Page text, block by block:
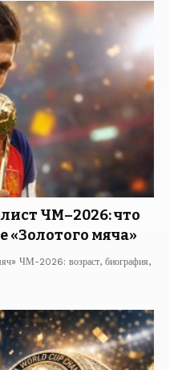
ЧМ–2026: что
«Золотого мяча»
ЧМ-2026: возраст, биография,